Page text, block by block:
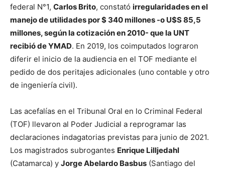
federal N°1, Carlos Brito, constató irregularidades en el
manejo de utilidades por $ 340 millones -o U$S 85,5
millones, según la cotización en 2010- que la UNT
recibió de YMAD. En 2019, los coimputados lograron
diferir el inicio de la audiencia en el TOF mediante el
pedido de dos peritajes adicionales (uno contable y otro
de ingeniería civil).
Las acefalías en el Tribunal Oral en lo Criminal Federal
(TOF) llevaron al Poder Judicial a reprogramar las
declaraciones indagatorias previstas para junio de 2021.
Los magistrados subrogantes Enrique Lilljedahl
(Catamarca) y Jorge Abelardo Basbus (Santiago del